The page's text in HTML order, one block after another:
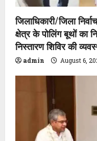
n
जिलाधिकारी/जिला
क्षेत्र के पोलिंग बूथों का
निस्तारण शिविर की
admin August 6,